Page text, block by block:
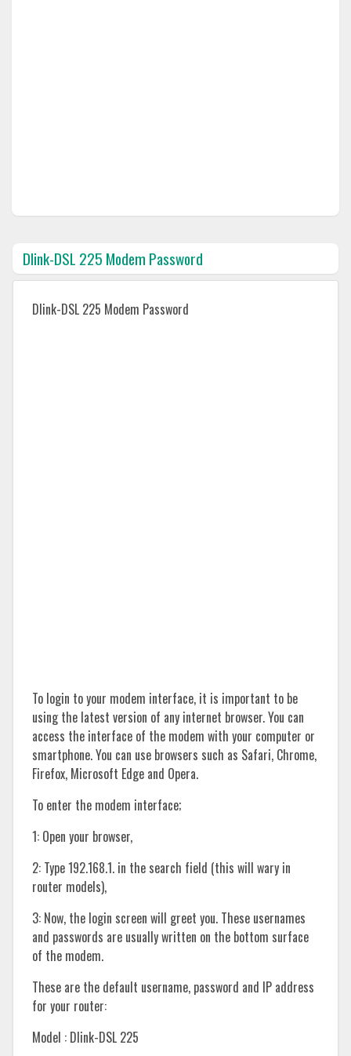
Dlink-DSL 225 Modem Password
Dlink-DSL 225 Modem Password
To login to your modem interface, it is important to be
using the latest version of any internet browser. You can
access the interface of the modem with your computer or
smartphone. You can use browsers such as Safari, Chrome,
Firefox, Microsoft Edge and Opera.
To enter the modem interface;
1: Open your browser,
2: Type 192.168.1. in the search field (this will wary in
router models),
3: Now, the login screen will greet you. These usernames
and passwords are usually written on the bottom surface
of the modem.
These are the default username, password and IP address
for your router:
Model : Dlink-DSL 225